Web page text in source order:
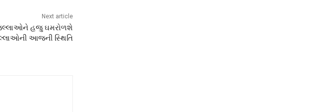
Next article
હજુ ઘમરોળશે
આજની સ્થિતિ